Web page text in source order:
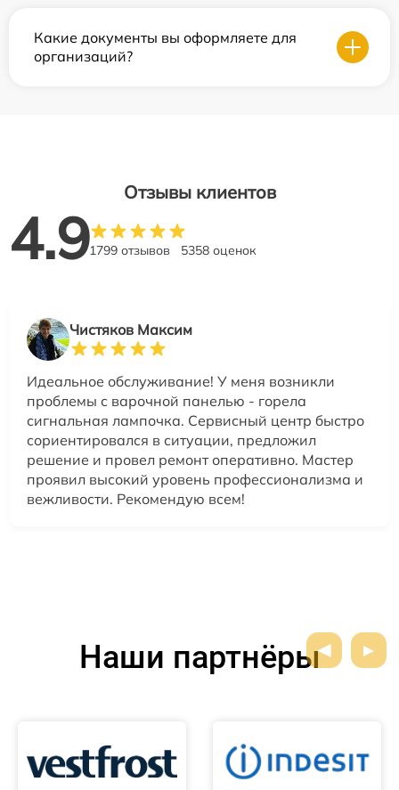
Какие документы вы оформляете для
организаций?
Отзывы клиентов
4.91799 отзывов 5358 оценок
Чистяков Максим
Идеальное обслуживание! У меня возникли
проблемы с варочной панелью - горела
сигнальная лампочка. Сервисный центр быстро
сориентировался в ситуации, предложил
решение и провел ремонт оперативно. Мастер
проявил высокий уровень профессионализма и
вежливости. Рекомендую всем!
Наши партнёры